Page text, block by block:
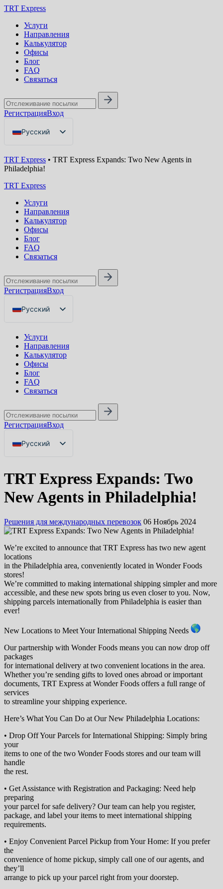
TRT Express
Услуги
Направления
Калькулятор
Офисы
Блог
FAQ
Связаться
РегистрацияВход
Русский
Українська
TRT Express • TRT Express Expands: Two New Agents in
Philadelphia!
TRT Express
Услуги
Направления
Калькулятор
Офисы
Блог
FAQ
Связаться
РегистрацияВход
Русский
Українська
Услуги
Направления
Калькулятор
Офисы
Блог
FAQ
Связаться
РегистрацияВход
Русский
Українська
TRT Express Expands: Two
New Agents in Philadelphia!
Решения для международных перевозок 06 Ноябрь 2024
We’re excited to announce that TRT Express has two new agent
locations
in the Philadelphia area, conveniently located in Wonder Foods
stores!
We’re committed to making international shipping simpler and more
accessible, and these new spots bring us even closer to you. Now,
shipping parcels internationally from Philadelphia is easier than
ever!
New Locations to Meet Your International Shipping Needs
Our partnership with Wonder Foods means you can now drop off
packages
for international delivery at two convenient locations in the area.
Whether you’re sending gifts to loved ones abroad or important
documents, TRT Express at Wonder Foods offers a full range of
services
to streamline your shipping experience.
Here’s What You Can Do at Our New Philadelphia Locations:
• Drop Off Your Parcels for International Shipping: Simply bring
your
items to one of the two Wonder Foods stores and our team will
handle
the rest.
• Get Assistance with Registration and Packaging: Need help
preparing
your parcel for safe delivery? Our team can help you register,
package, and label your items to meet international shipping
requirements.
• Enjoy Convenient Parcel Pickup from Your Home: If you prefer
the
convenience of home pickup, simply call one of our agents, and
they’ll
arrange to pick up your parcel right from your doorstep.